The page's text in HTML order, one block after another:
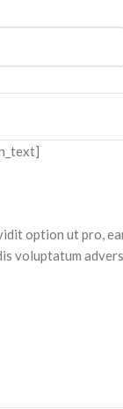
option ut pro,
voluptatum